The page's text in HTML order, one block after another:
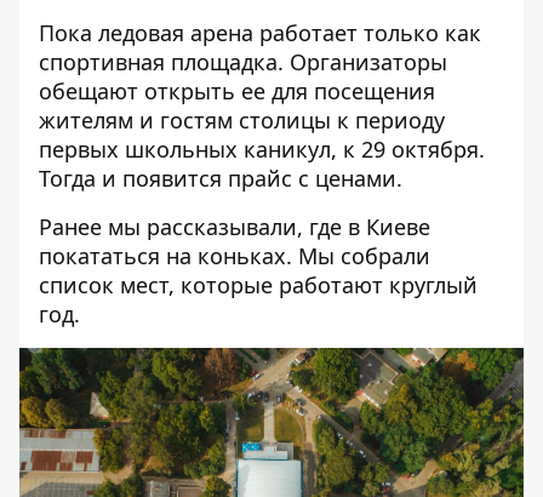
Пока ледовая арена работает только как
спортивная площадка. Организаторы
обещают открыть ее для посещения
жителям и гостям столицы к периоду
первых школьных каникул, к 29 октября.
Тогда и появится прайс с ценами.
Ранее мы рассказывали, где в Киеве
покататься на коньках. Мы собрали
список мест, которые работают круглый
год.